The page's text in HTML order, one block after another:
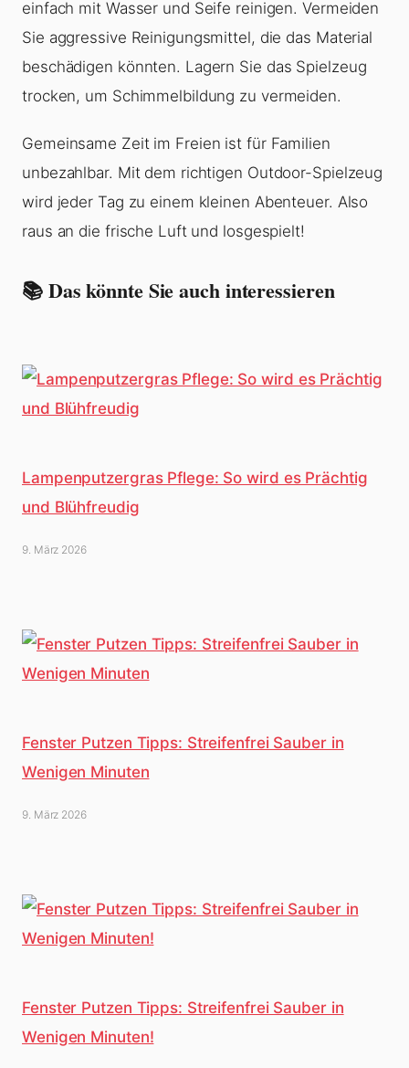
einfach mit Wasser und Seife reinigen. Vermeiden
Sie aggressive Reinigungsmittel, die das Material
beschädigen könnten. Lagern Sie das Spielzeug
trocken, um Schimmelbildung zu vermeiden.
Gemeinsame Zeit im Freien ist für Familien
unbezahlbar. Mit dem richtigen Outdoor-Spielzeug
wird jeder Tag zu einem kleinen Abenteuer. Also
raus an die frische Luft und losgespielt!
📚 Das könnte Sie auch interessieren
Lampenputzergras Pflege: So wird es Prächtig
und Blühfreudig
9. März 2026
Fenster Putzen Tipps: Streifenfrei Sauber in
Wenigen Minuten
9. März 2026
Fenster Putzen Tipps: Streifenfrei Sauber in
Wenigen Minuten!